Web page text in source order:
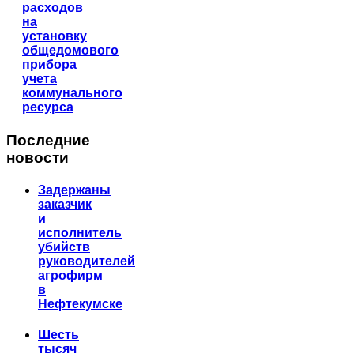
расходов
на
установку
общедомового
прибора
учета
коммунального
ресурса
Последние
новости
Задержаны
заказчик
и
исполнитель
убийств
руководителей
агрофирм
в
Нефтекумске
Шесть
тысяч